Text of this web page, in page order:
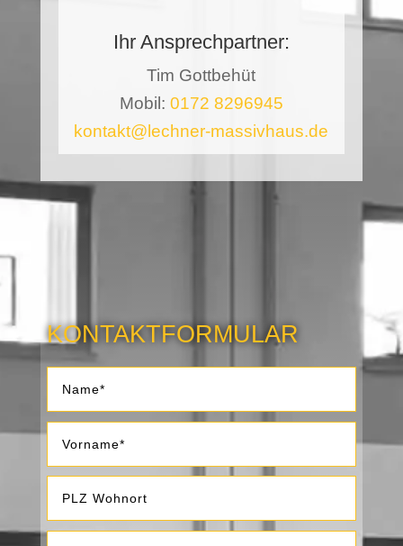
Ihr Ansprechpartner:
Tim Gottbehüt
Mobil: 0172 8296945
kontakt@lechner-massivhaus.de
KONTAKTFORMULAR